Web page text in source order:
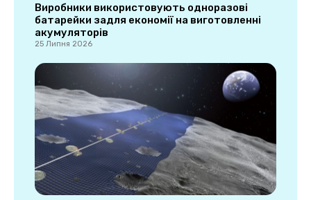
Виробники використовують одноразові
батарейки задля економії на виготовленні
акумуляторів
25 Липня 2026